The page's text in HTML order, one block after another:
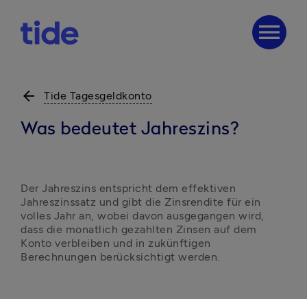
menu
arrow_back Tide Tagesgeldkonto
Was bedeutet Jahreszins?
Der Jahreszins entspricht dem effektiven
Jahreszinssatz und gibt die Zinsrendite für ein
volles Jahr an, wobei davon ausgegangen wird,
dass die monatlich gezahlten Zinsen auf dem
Konto verbleiben und in zukünftigen
Berechnungen berücksichtigt werden.